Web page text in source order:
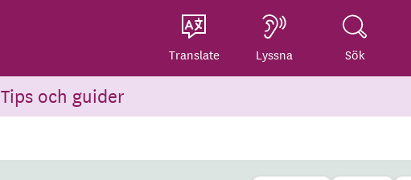
Translate Lyssna Sök
Tips och guider